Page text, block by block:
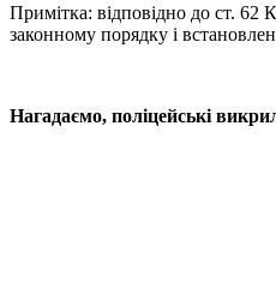
Примітка: відповідно до ст. 62
законному порядку і
Нагадаємо, поліцейські